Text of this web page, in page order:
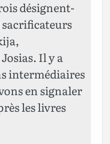
désignent-
sacrificateurs
Il y a
intermédiaires
en signaler
les livres